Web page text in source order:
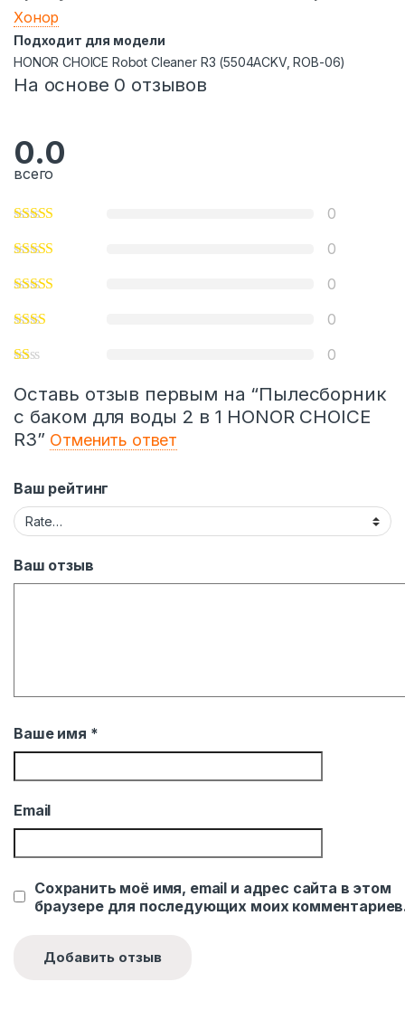
Хонор
Подходит для модели
HONOR CHOICE Robot Cleaner R3 (5504ACKV, ROB-06)
На основе 0 отзывов
0.0
всего
0
0
0
0
0
Оставь отзыв первым на “Пылесборник
с баком для воды 2 в 1 HONOR CHOICE
R3” Отменить ответ
Ваш рейтинг
Ваш отзыв
Ваше имя *
Email
Сохранить моё имя, email и адрес сайта в этом
браузере для последующих моих